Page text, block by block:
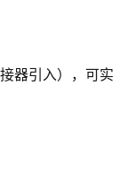
器引入），可实